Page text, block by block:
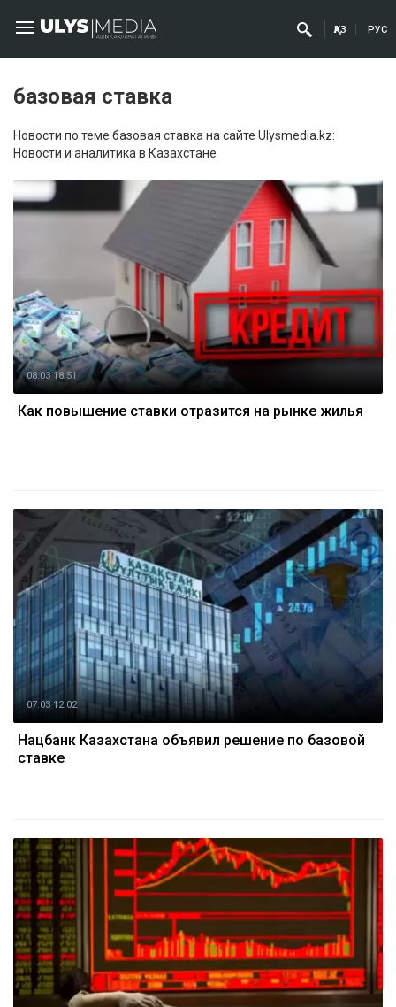
ҚАЗ РУС
базовая ставка
Новости по теме базовая ставка на сайте Ulysmedia.kz:
Новости и аналитика в Казахстане
08.03 18:51
Как повышение ставки отразится на рынке жилья
07.03 12:02
Нацбанк Казахстана объявил решение по базовой
ставке